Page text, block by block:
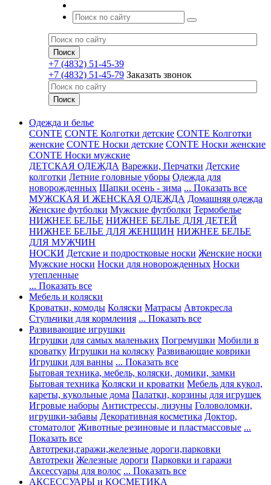
+7 (4832) 51-45-39
+7 (4832) 51-45-79 Заказать звонок
Одежда и белье
CONTE CONTE Колготки детские CONTE Колготки
женские CONTE Носки детские CONTE Носки женские
CONTE Носки мужские
ДЕТСКАЯ ОДЕЖДА Варежки, Перчатки Детские
колготки Летние головные уборы Одежда для
новорожденных Шапки осень - зима ... Показать все
МУЖСКАЯ И ЖЕНСКАЯ ОДЕЖДА Домашняя одежда
Женские футболки Мужские футболки Термобелье
НИЖНЕЕ БЕЛЬЕ НИЖНЕЕ БЕЛЬЕ ДЛЯ ДЕТЕЙ
НИЖНЕЕ БЕЛЬЕ ДЛЯ ЖЕНЩИН НИЖНЕЕ БЕЛЬЕ
ДЛЯ МУЖЧИН
НОСКИ Детские и подростковые носки Женские носки
Мужские носки Носки для новорожденных Носки
утепленные
... Показать все
Мебель и коляски
Кроватки, комоды Коляски Матрасы Автокресла
Стульчики для кормления ... Показать все
Развивающие игрушки
Игрушки для самых маленьких Погремушки Мобили в
кроватку Игрушки на коляску Развивающие коврики
Игрушки для ванны ... Показать все
Бытовая техника, мебель, коляски, домики, замки
Бытовая техника Коляски и кроватки Мебель для кукол,
кареты, кукольные дома Палатки, корзины для игрушек
Игровые наборы Антистрессы, лизуны Головоломки,
игрушки-забавы Декоративная косметика Доктор,
стоматолог Животные резиновые и пластмассовые ...
Показать все
Автотреки,гаражи,железные дороги,парковки
Автотреки Железные дороги Парковки и гаражи
Аксессуары для волос ... Показать все
АКСЕССУАРЫ и КОСМЕТИКА